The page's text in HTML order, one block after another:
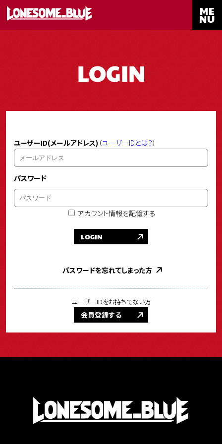
ME
NU
LOGIN
ユーザーID(メールアドレス) （ユーザーIDとは？）
パスワード
アカウント情報を記憶する
LOGIN
パスワードを忘れてしまった方
ユーザーIDをお持ちでない方
会員登録する